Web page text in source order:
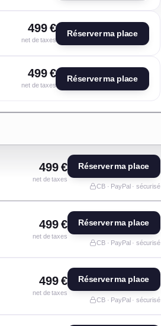
499 €
net de taxes
Réserver ma place
499 €
net de taxes
Réserver ma place
499 €
net de taxes
Réserver ma place
CB · PayPal · sécurisé
499 €
net de taxes
Réserver ma place
CB · PayPal · sécurisé
499 €
net de taxes
Réserver ma place
CB · PayPal · sécurisé